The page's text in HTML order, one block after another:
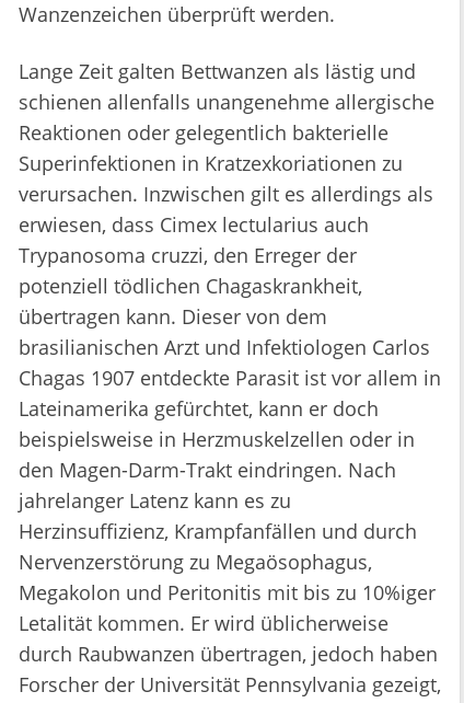
Wanzenzeichen überprüft werden.
Lange Zeit galten Bettwanzen als lästig und
schienen allenfalls unangenehme allergische
Reaktionen oder gelegentlich bakterielle
Superinfektionen in Kratzexkoriationen zu
verursachen. Inzwischen gilt es allerdings als
erwiesen, dass Cimex lectularius auch
Trypanosoma cruzzi, den Erreger der
potenziell tödlichen Chagaskrankheit,
übertragen kann. Dieser von dem
brasilianischen Arzt und Infektiologen Carlos
Chagas 1907 entdeckte Parasit ist vor allem in
Lateinamerika gefürchtet, kann er doch
beispielsweise in Herzmuskelzellen oder in
den Magen-Darm-Trakt eindringen. Nach
jahrelanger Latenz kann es zu
Herzinsuffizienz, Krampfanfällen und durch
Nervenzerstörung zu Megaösophagus,
Megakolon und Peritonitis mit bis zu 10%iger
Letalität kommen. Er wird üblicherweise
durch Raubwanzen übertragen, jedoch haben
Forscher der Universität Pennsylvania gezeigt,